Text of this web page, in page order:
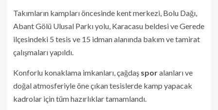
Takımların kampları öncesinde kent merkezi, Bolu Dağı,
Abant Gölü Ulusal Parkı yolu, Karacasu beldesi ve Gerede
ilçesindeki 5 tesis ve 15 idman alanında bakım ve tamirat
çalışmaları yapıldı.
Konforlu konaklama imkanları, çağdaş sporalanları ve
doğal atmosferiyle öne çıkan tesislerde kamp yapacak
kadrolar için tüm hazırlıklar tamamlandı.